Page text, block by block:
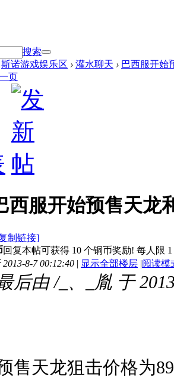
搜索
斯诺游戏娱乐区 › 灌水聊天 › 巴西服开始
页
西服开始预售天龙
制链接]
回复本帖可获得 10 个铜币奖励! 每人限 1
8-7 00:12:40 | 显示全部楼层 |阅读模
后由 /_、_胤 于
售天龙狙击价格为